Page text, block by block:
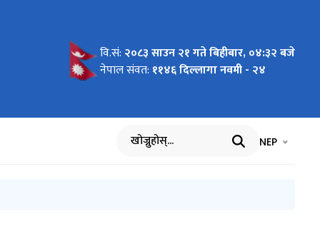
वि.सं: २०८३ साउन २१ गते बिहीबार, ०४:३२ बजे
नेपाल संवत: ११४६ दिल्लागा नवमी - २४
खोज्नुहोस् भाषा चयन
NEP